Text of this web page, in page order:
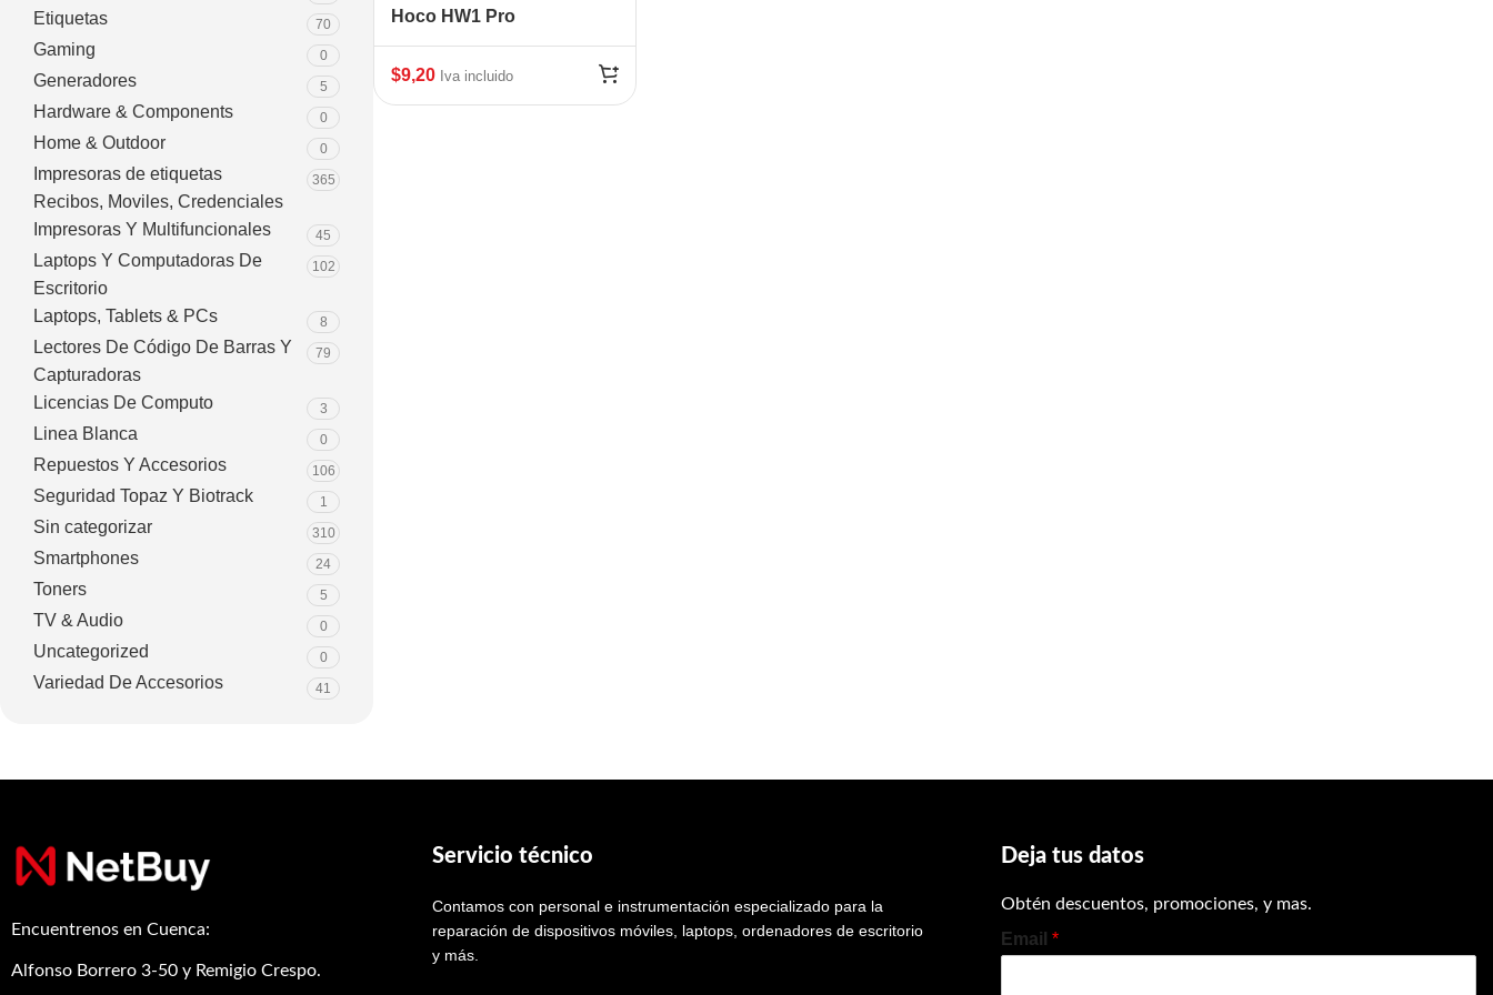
Etiquetas 70
Gaming 0
Generadores 5
Hardware & Components 0
Home & Outdoor 0
Impresoras de etiquetas
Recibos, Moviles, Credenciales
365
Impresoras Y Multifuncionales 45
Laptops Y Computadoras De
Escritorio
102
Laptops, Tablets & PCs 8
Lectores De Código De Barras Y
Capturadoras
79
Licencias De Computo 3
Linea Blanca 0
Repuestos Y Accesorios 106
Seguridad Topaz Y Biotrack 1
Sin categorizar 310
Smartphones 24
Toners 5
TV & Audio 0
Uncategorized 0
Variedad De Accesorios 41
Hoco HW1 Pro
$9,20 Iva incluido
Encuentrenos en Cuenca:
Alfonso Borrero 3-50 y Remigio Crespo.
Servicio técnico
Contamos con personal e instrumentación especializado para la
reparación de dispositivos móviles, laptops, ordenadores de escritorio
y más.
Deja tus datos
Obtén descuentos, promociones, y mas.
Email*